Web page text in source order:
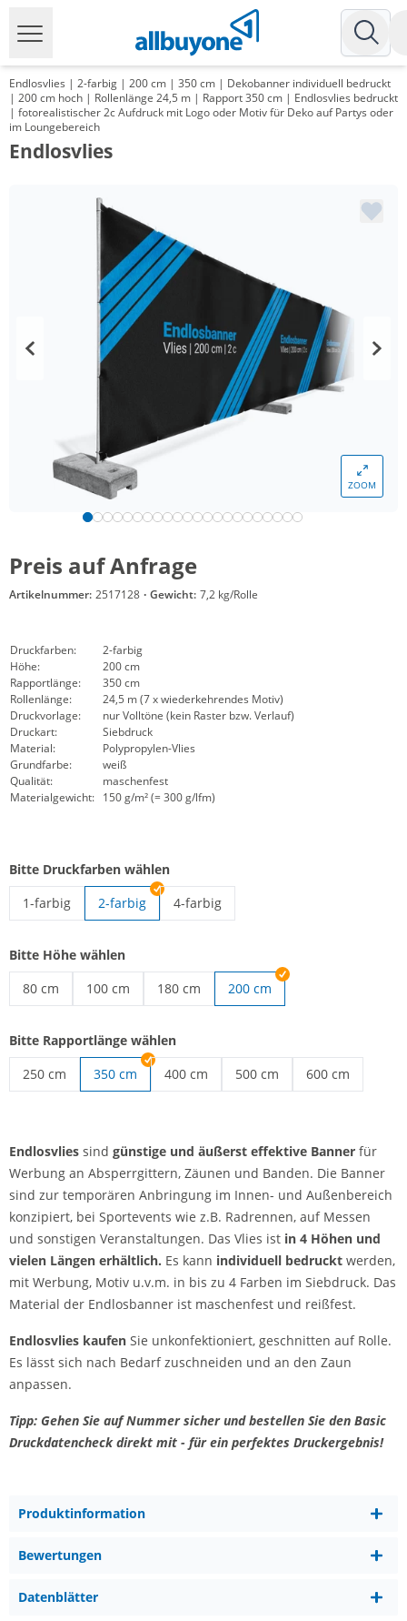
Endlosvlies | 2-farbig | 200 cm | 350 cm | Dekobanner individuell bedruckt
| 200 cm hoch | Rollenlänge 24,5 m | Rapport 350 cm | Endlosvlies bedruckt
| fotorealistischer 2c Aufdruck mit Logo oder Motiv für Deko auf Partys oder
im Loungebereich
Endlosvlies
ZOOM
Preis auf Anfrage
Artikelnummer: 2517128 · Gewicht: 7,2 kg/Rolle
Druckfarben:
2-farbig
Höhe:
200 cm
Rapportlänge:
350 cm
Rollenlänge:
24,5 m (7 x wiederkehrendes Motiv)
Druckvorlage:
nur Volltöne (kein Raster bzw. Verlauf)
Druckart:
Siebdruck
Material:
Polypropylen-Vlies
Grundfarbe:
weiß
Qualität:
maschenfest
Materialgewicht: 150 g/m² (= 300 g/lfm)
Bitte Druckfarben wählen
1-farbig
2-farbig
4-farbig
Bitte Höhe wählen
80 cm
100 cm
180 cm
200 cm
Bitte Rapportlänge wählen
250 cm
350 cm
400 cm
500 cm
600 cm
Endlosvlies sind günstige und äußerst effektive Banner für
Werbung an Absperrgittern, Zäunen und Banden. Die Banner
sind zur temporären Anbringung im Innen- und Außenbereich
konzipiert, bei Sportevents wie z.B. Radrennen, auf Messen
und sonstigen Veranstaltungen. Das Vlies ist in 4 Höhen und
vielen Längen erhältlich. Es kann individuell bedruckt werden,
mit Werbung, Motiv u.v.m. in bis zu 4 Farben im Siebdruck. Das
Material der Endlosbanner ist maschenfest und reißfest.
Endlosvlies kaufen Sie unkonfektioniert, geschnitten auf Rolle.
Es lässt sich nach Bedarf zuschneiden und an den Zaun
anpassen.
Tipp: Gehen Sie auf Nummer sicher und bestellen Sie den Basic
Druckdatencheck direkt mit - für ein perfektes Druckergebnis!
Produktinformation
Bewertungen
Datenblätter